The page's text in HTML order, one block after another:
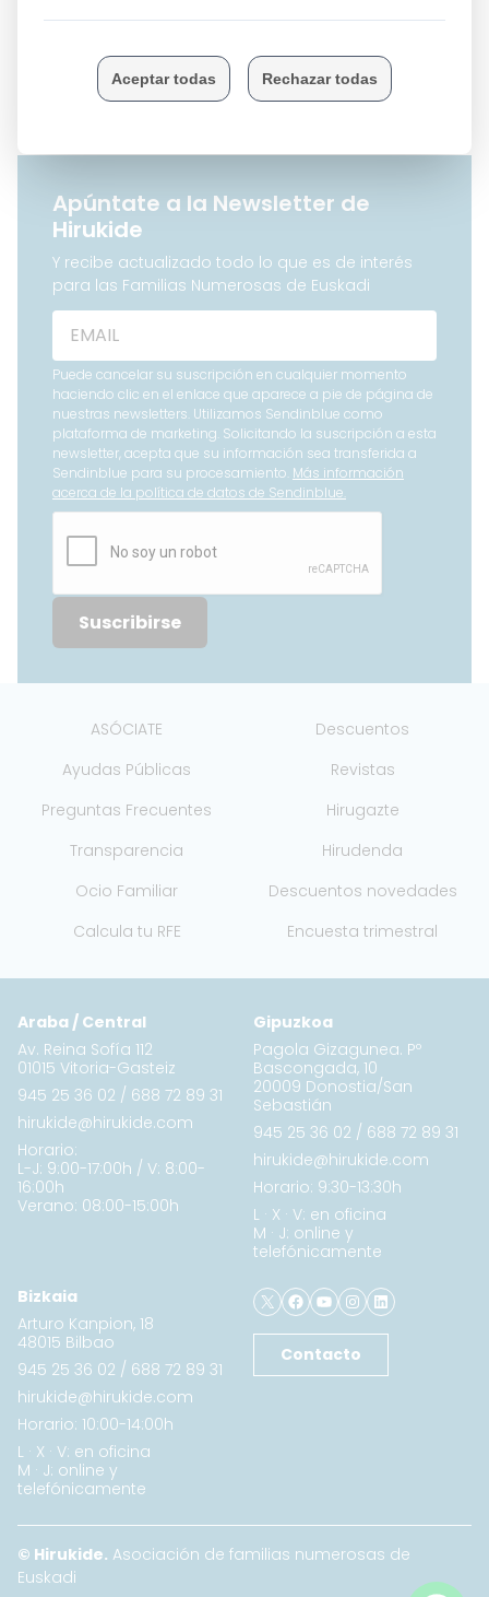
Apúntate a la Newsletter de
Hirukide
Y recibe actualizado todo lo que es de interés
para las Familias Numerosas de Euskadi
Puede cancelar su suscripción en cualquier momento
haciendo clic en el enlace que aparece a pie de página de
nuestras newsletters. Utilizamos Sendinblue como
plataforma de marketing. Solicitando la suscripción a esta
newsletter, acepta que su información sea transferida a
Sendinblue para su procesamiento. Más información
acerca de la política de datos de Sendinblue.
Suscribirse
ASÓCIATE
Descuentos
Ayudas Públicas
Revistas
Preguntas Frecuentes
Hirugazte
Transparencia
Hirudenda
Ocio Familiar
Descuentos novedades
Calcula tu RFE
Encuesta trimestral
Araba / Central
Av. Reina Sofía 112
01015 Vitoria-Gasteiz
945 25 36 02 / 688 72 89 31
hirukide@hirukide.com
Horario:
L-J: 9:00-17:00h / V: 8:00-
16:00h
Verano: 08:00-15:00h
Gipuzkoa
Pagola Gizagunea. Pº
Bascongada, 10
20009 Donostia/San
Sebastián
945 25 36 02 / 688 72 89 31
hirukide@hirukide.com
Horario: 9:30-13:30h
L · X · V: en oficina
M · J: online y
telefónicamente
Bizkaia
Arturo Kanpion, 18
48015 Bilbao
945 25 36 02 / 688 72 89 31
hirukide@hirukide.com
Horario: 10:00-14:00h
L · X · V: en oficina
M · J: online y
telefónicamente
X Facebook
YouTube
Instagram
LinkedIn
Contacto
© Hirukide. Asociación de familias numerosas de
Euskadi